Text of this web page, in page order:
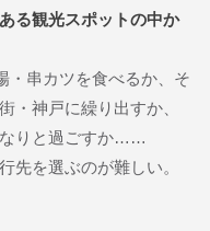
る観光スポットの中か
・串カツを食べるか、そ
・神戸に繰り出すか、
なりと過ごすか……
先を選ぶのが難しい。